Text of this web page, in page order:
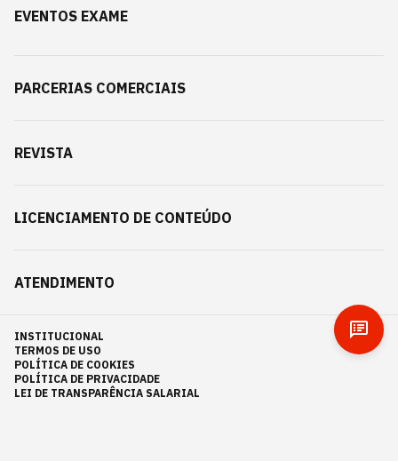
EVENTOS EXAME
PARCERIAS COMERCIAIS
REVISTA
LICENCIAMENTO DE CONTEÚDO
ATENDIMENTO
INSTITUCIONAL
TERMOS DE USO
POLÍTICA DE COOKIES
POLÍTICA DE PRIVACIDADE
LEI DE TRANSPARÊNCIA SALARIAL